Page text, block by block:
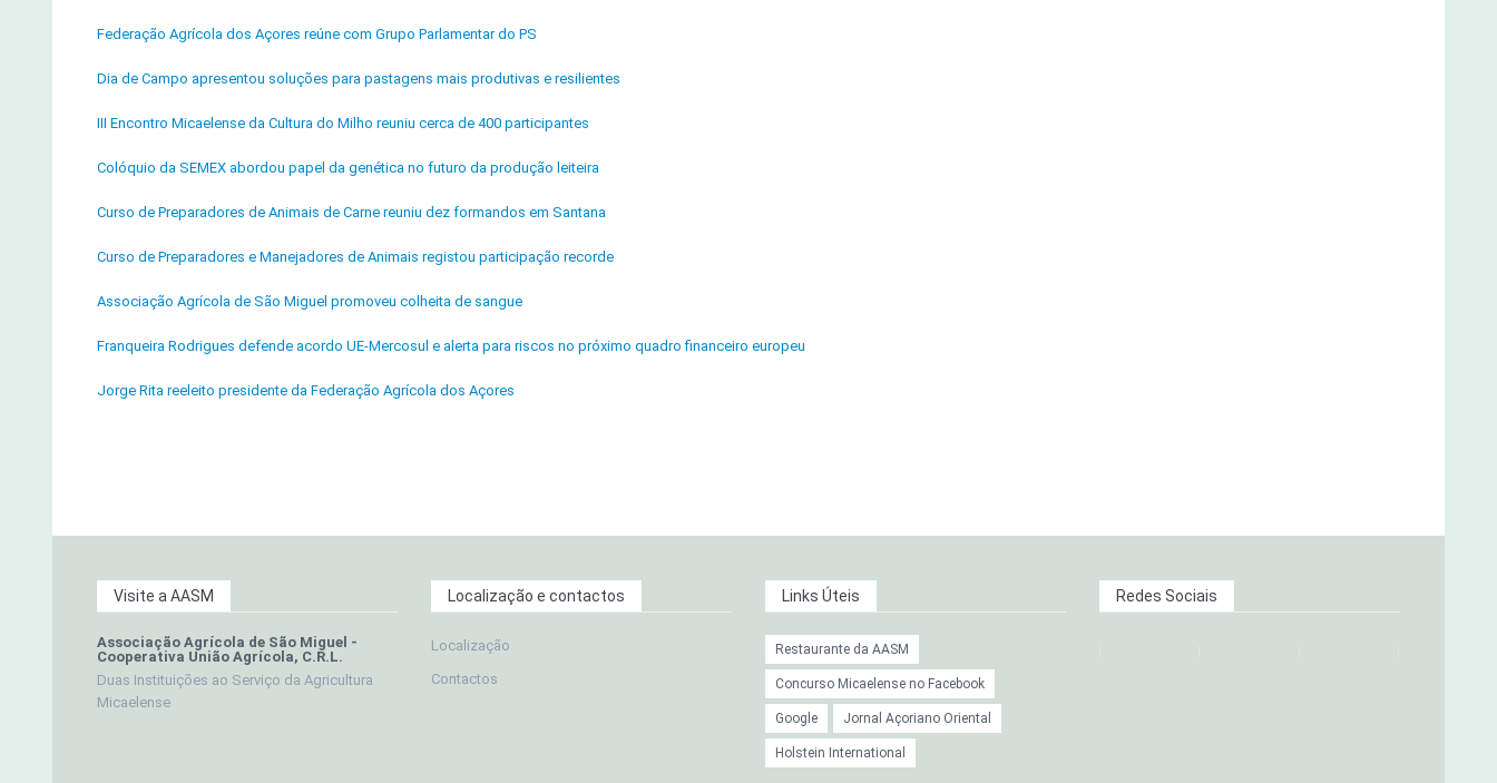
Federação Agrícola dos Açores reúne com Grupo Parlamentar do PS
Dia de Campo apresentou soluções para pastagens mais produtivas e resilientes
III Encontro Micaelense da Cultura do Milho reuniu cerca de 400 participantes
Colóquio da SEMEX abordou papel da genética no futuro da produção leiteira
Curso de Preparadores de Animais de Carne reuniu dez formandos em Santana
Curso de Preparadores e Manejadores de Animais registou participação recorde
Associação Agrícola de São Miguel promoveu colheita de sangue
Franqueira Rodrigues defende acordo UE-Mercosul e alerta para riscos no próximo quadro financeiro europeu
Jorge Rita reeleito presidente da Federação Agrícola dos Açores
Visite a AASM
Associação Agrícola de São Miguel -
Cooperativa União Agrícola, C.R.L.
Duas Instituições ao Serviço da Agricultura
Micaelense
Localização e contactos
Localização
Contactos
Links Úteis
Restaurante da AASM
Concurso Micaelense no Facebook
Google Jornal Açoriano Oriental
Holstein International
Redes Sociais